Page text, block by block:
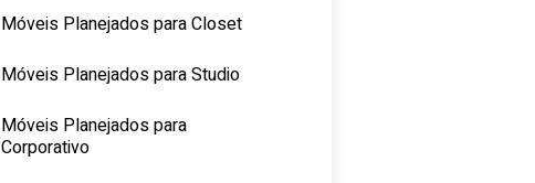
Móveis Planejados para Closet
Móveis Planejados para Studio
Móveis Planejados para
Corporativo